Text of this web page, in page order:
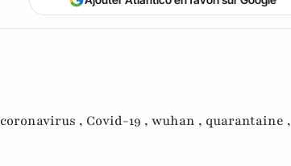
coronavirus , Covid-19 , wuhan , quarantaine ,